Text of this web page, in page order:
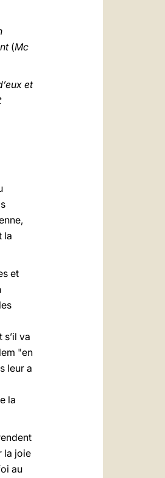
(Mc
et
la
et
va
"en
leur a
la
la joie
au